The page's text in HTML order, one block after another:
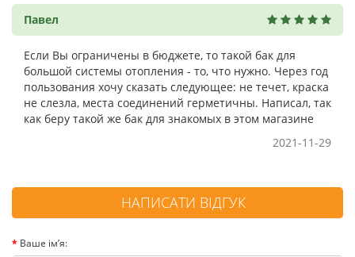
Павел
Если Вы ограничены в бюджете, то такой бак для
большой системы отопления - то, что нужно. Через год
пользования хочу сказать следующее: не течет, краска
не слезла, места соединений герметичны. Написал, так
как беру такой же бак для знакомых в этом магазине
2021-11-29
НАПИСАТИ ВІДГУК
Ваше ім’я: